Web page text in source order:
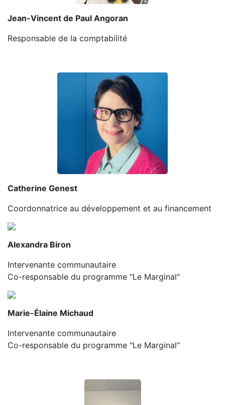
Jean-Vincent de Paul Angoran
Responsable de la comptabilité
Catherine Genest
Coordonnatrice au développement et au financement
Alexandra Biron
Intervenante communautaire
Co-responsable du programme "Le Marginal"
Marie-Élaine Michaud
Intervenante communautaire
Co-responsable du programme "Le Marginal"